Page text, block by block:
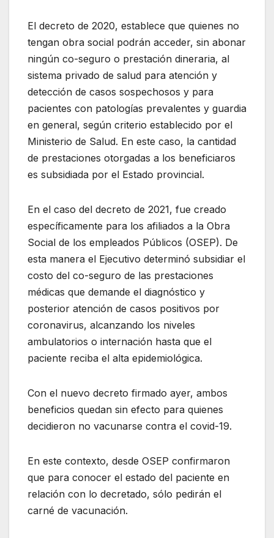
El decreto de 2020, establece que quienes no
tengan obra social podrán acceder, sin abonar
ningún co-seguro o prestación dineraria, al
sistema privado de salud para atención y
detección de casos sospechosos y para
pacientes con patologías prevalentes y guardia
en general, según criterio establecido por el
Ministerio de Salud. En este caso, la cantidad
de prestaciones otorgadas a los beneficiaros
es subsidiada por el Estado provincial.
En el caso del decreto de 2021, fue creado
específicamente para los afiliados a la Obra
Social de los empleados Públicos (OSEP). De
esta manera el Ejecutivo determinó subsidiar el
costo del co-seguro de las prestaciones
médicas que demande el diagnóstico y
posterior atención de casos positivos por
coronavirus, alcanzando los niveles
ambulatorios o internación hasta que el
paciente reciba el alta epidemiológica.
Con el nuevo decreto firmado ayer, ambos
beneficios quedan sin efecto para quienes
decidieron no vacunarse contra el covid-19.
En este contexto, desde OSEP confirmaron
que para conocer el estado del paciente en
relación con lo decretado, sólo pedirán el
carné de vacunación.